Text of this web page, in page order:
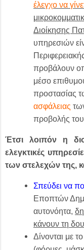
έλεγχο να
Διοίκησης
υπηρεσιών
προβάλουν
μέσο
προστασίας
ασφάλειας
προβολής
Έτσι λοιπόν η
ελεγκτικές
των στελεχών της,
Σπεύδει να
Εποπτών
αυτονόητα,
κάνουν τη
Δίνονται με το